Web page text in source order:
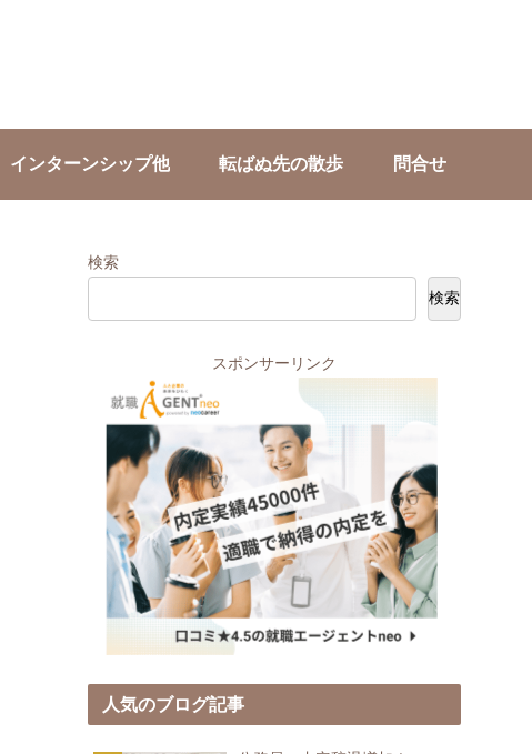
インターンシップ他 転ばぬ先の散歩 問合せ
検索
検索
スポンサーリンク
人気のブログ記事